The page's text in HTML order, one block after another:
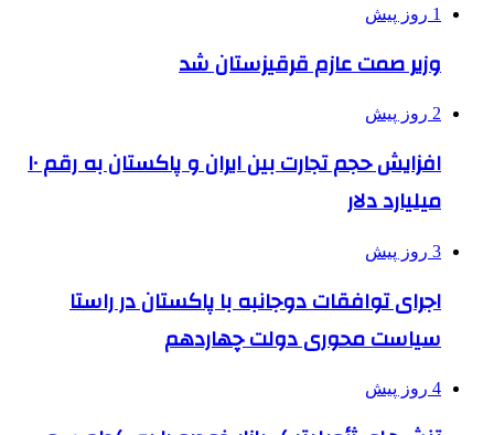
1 روز پیش
وزیر صمت عازم قرقیزستان شد
2 روز پیش
افزایش حجم تجارت بین ایران و پاکستان به رقم ۱۰
میلیارد دلار
3 روز پیش
اجرای توافقات دوجانبه با پاکستان در راستا
سیاست محوری دولت چهاردهم
4 روز پیش